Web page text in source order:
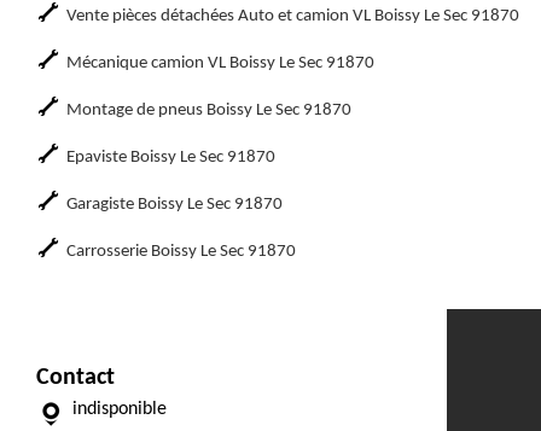
Vente pièces détachées Auto et camion VL Boissy Le Sec 91870
Mécanique camion VL Boissy Le Sec 91870
Montage de pneus Boissy Le Sec 91870
Epaviste Boissy Le Sec 91870
Garagiste Boissy Le Sec 91870
Carrosserie Boissy Le Sec 91870
Contact
indisponible